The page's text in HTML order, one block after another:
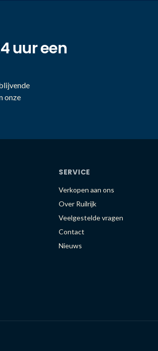
uur een
onze
SERVICE
Verkopen aan ons
Over Ruilrijk
Veelgestelde vragen
Contact
Nieuws